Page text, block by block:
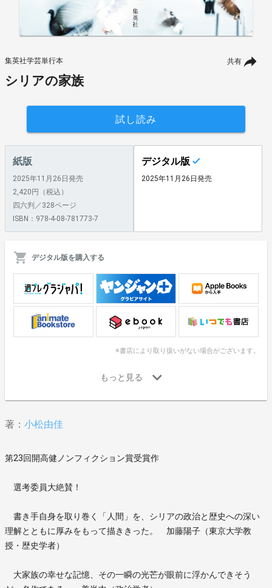
共有
集英社学芸単行本
シリアの家族
試し読み
紙版
2025年11月26日発売
2,420円（税込）
四六判／328ページ
ISBN：978-4-08-781773-7
デジタル版
2025年11月26日発売
デジタル版を購入する
※書店により取り扱いがない場合がございます。
著： 小松由佳
第23回開高健ノンフィクション賞受賞作
選考委員大絶賛！
書き手自身を取り巻く「人間」を、シリアの政治と歴史への深い
理解とともに厚みをもって描ききった。 加藤陽子（東京大学教
授・歴史学者）
大家族の幸せな記憶、その一瞬の光芒が眼前に浮かんできそう